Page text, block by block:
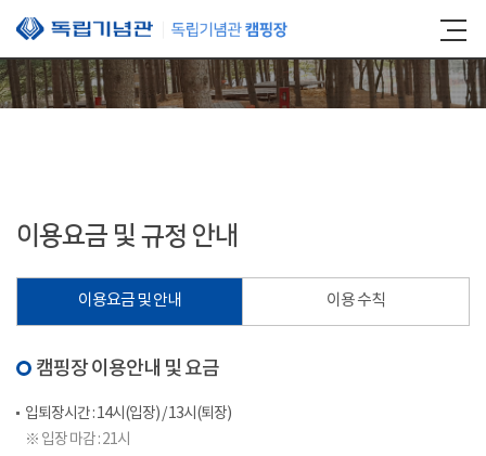
본문 바로가기
이용요금 및 규정 안내
이용요금 및 안내 이용 수칙
캠핑장 이용안내 및 요금
입퇴장시간 : 14시(입장) / 13시(퇴장)
※ 입장 마감 : 21시